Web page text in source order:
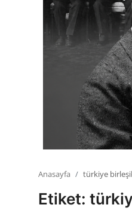
Kamu Kurumları ve Üst
Anasayfa türkiye
Etiket: